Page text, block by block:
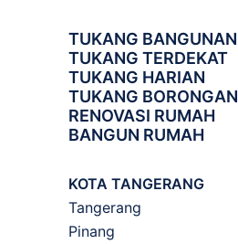
TUKANG BANGUNAN
TUKANG TERDEKAT
TUKANG HARIAN
TUKANG BORONGAN
RENOVASI RUMAH
BANGUN RUMAH
KOTA TANGERANG
Tangerang
Pinang